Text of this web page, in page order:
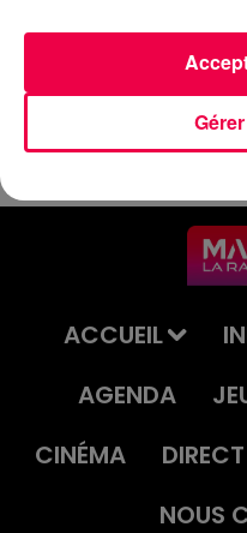
ACCUEIL
AGENDA
CINÉMA
NOUS